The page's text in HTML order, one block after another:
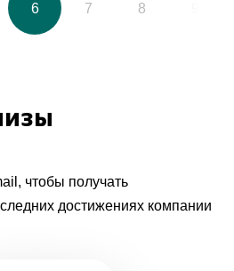
6 7 8
чтобы получать
достижениях компании